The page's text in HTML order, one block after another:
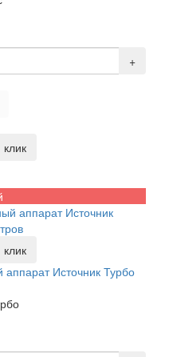
+
Источник Турбо